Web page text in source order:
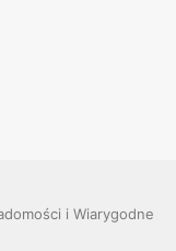
i Wiarygodne